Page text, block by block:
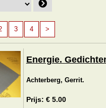
3 4 >
Energie.
Achterberg, Gerrit.
Prijs: € 5.00